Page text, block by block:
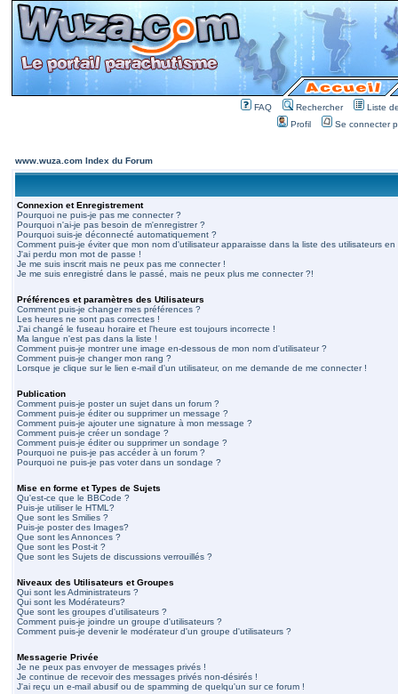
FAQ Rechercher
Liste
Profil
Se connecter
www.wuza.com Index du Forum
Connexion et Enregistrement
Pourquoi ne puis-je pas me connecter ?
Pourquoi n'ai-je pas besoin de m'enregistrer ?
Pourquoi suis-je déconnecté automatiquement ?
Comment puis-je éviter que mon nom d'utilisateur apparaisse dans la liste des utilisateurs en
J'ai perdu mon mot de passe !
Je me suis inscrit mais ne peux pas me connecter !
Je me suis enregistré dans le passé, mais ne peux plus me connecter ?!
Préférences et paramètres des Utilisateurs
Comment puis-je changer mes préférences ?
Les heures ne sont pas correctes !
J'ai changé le fuseau horaire et l'heure est toujours incorrecte !
Ma langue n'est pas dans la liste !
Comment puis-je montrer une image en-dessous de mon nom d'utilisateur ?
Comment puis-je changer mon rang ?
Lorsque je clique sur le lien e-mail d'un utilisateur, on me demande de me connecter !
Publication
Comment puis-je poster un sujet dans un forum ?
Comment puis-je éditer ou supprimer un message ?
Comment puis-je ajouter une signature à mon message ?
Comment puis-je créer un sondage ?
Comment puis-je éditer ou supprimer un sondage ?
Pourquoi ne puis-je pas accéder à un forum ?
Pourquoi ne puis-je pas voter dans un sondage ?
Mise en forme et Types de Sujets
Qu'est-ce que le BBCode ?
Puis-je utiliser le HTML?
Que sont les Smilies ?
Puis-je poster des Images?
Que sont les Annonces ?
Que sont les Post-it ?
Que sont les Sujets de discussions verrouillés ?
Niveaux des Utilisateurs et Groupes
Qui sont les Administrateurs ?
Qui sont les Modérateurs?
Que sont les groupes d'utilisateurs ?
Comment puis-je joindre un groupe d'utilisateurs ?
Comment puis-je devenir le modérateur d'un groupe d'utilisateurs ?
Messagerie Privée
Je ne peux pas envoyer de messages privés !
Je continue de recevoir des messages privés non-désirés !
J'ai reçu un e-mail abusif ou de spamming de quelqu'un sur ce forum !